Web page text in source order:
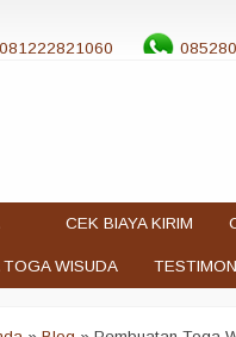
081222821060
CEK BIAYA KIRIM
WISUDA